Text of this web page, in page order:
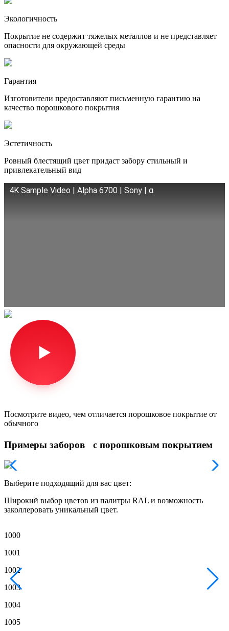
Экологичность
Покрытие не содержит тяжелых металлов и не представляет
опасности для окружающей среды
Гарантия
Изготовители предоставляют письменную гарантию на
качество порошкового покрытия
Эстетичность
Ровный блестящий цвет придаст забору стильный и
привлекательный вид
4K Sample Video | Alpha 6700 | Sony | α
Посмотрите видео, чем отличается порошковое покрытие от
обычного
Примеры заборов с порошковым покрытием
Выберите подходящий для вас цвет:
Широкий выбор цветов из палитры RAL и возможность
заколлеровать уникальный цвет.
1000
1001
1002
1003
1004
1005